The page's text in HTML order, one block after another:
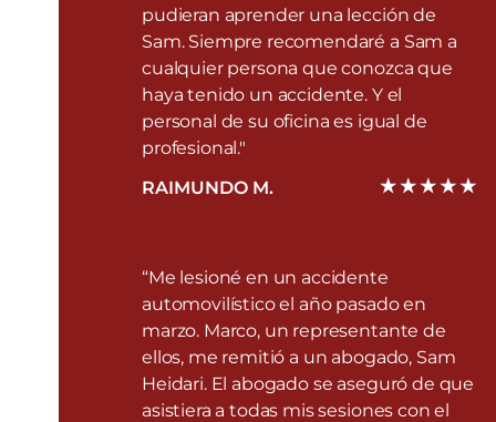
pudieran aprender una lección de
Sam. Siempre recomendaré a Sam a
cualquier persona que conozca que
haya tenido un accidente. Y el
personal de su oficina es igual de
profesional."
RAIMUNDO M.
“Me lesioné en un accidente
automovilístico el año pasado en
marzo. Marco, un representante de
ellos, me remitió a un abogado, Sam
Heidari. El abogado se aseguró de que
asistiera a todas mis sesiones con el